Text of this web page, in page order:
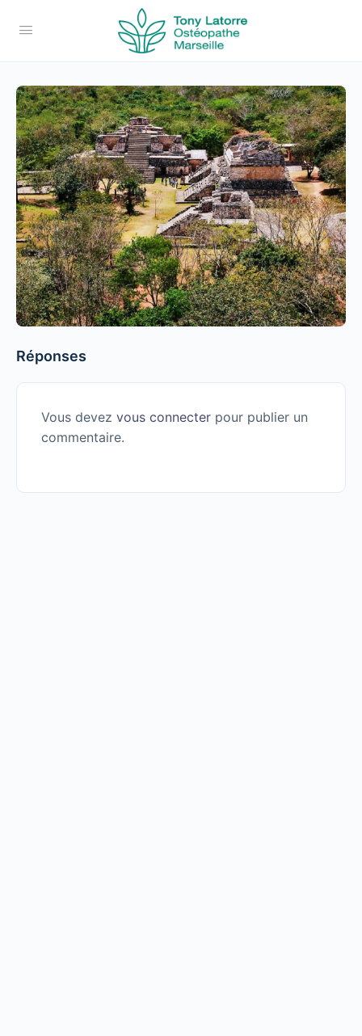
Réponses
Vous devez vous connecter pour publier un
commentaire.